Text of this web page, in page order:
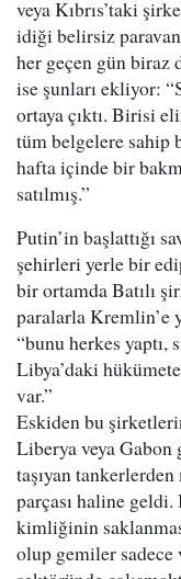
veya Kıbrıs’taki
idiği belirsiz
her geçen gün biraz
ise şunları ekliyor:
ortaya çıktı. Birisi
tüm belgelere sahip
hafta içinde bir
satılmış.”
Putin’in başlattığı
şehirleri yerle bir
bir ortamda Batılı
paralarla Kremlin’e
“bunu herkes
Libya’daki
var.”
Eskiden bu
Liberya veya Gabon
taşıyan
parçası haline
kimliğinin
olup gemiler sadece